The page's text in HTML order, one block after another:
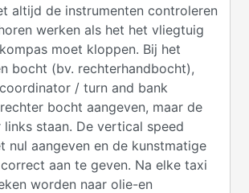
altijd de instrumenten controleren
werken als het het vliegtuig
moet kloppen. Bij het
bocht (bv. rechterhandbocht),
/ turn and bank
bocht aangeven, maar de
links staan. De vertical speed
nul aangeven en de kunstmatige
aan te geven. Na elke taxi
worden naar olie-en